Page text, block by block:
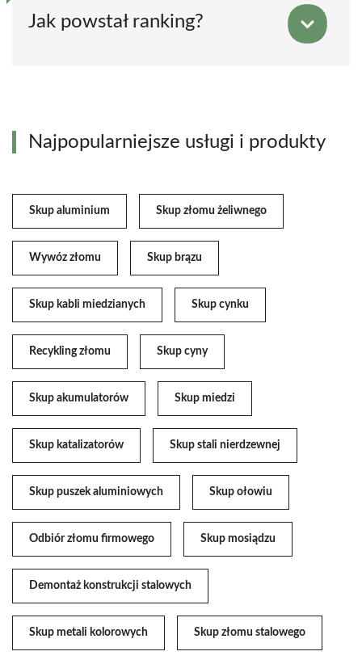
Jak powstał ranking?
Najpopularniejsze usługi i produkty
Skup aluminium Skup złomu żeliwnego
Wywóz złomu Skup brązu
Skup kabli miedzianych Skup cynku
Recykling złomu Skup cyny
Skup akumulatorów Skup miedzi
Skup katalizatorów Skup stali nierdzewnej
Skup puszek aluminiowych Skup ołowiu
Odbiór złomu firmowego Skup mosiądzu
Demontaż konstrukcji stalowych
Skup metali kolorowych Skup złomu stalowego